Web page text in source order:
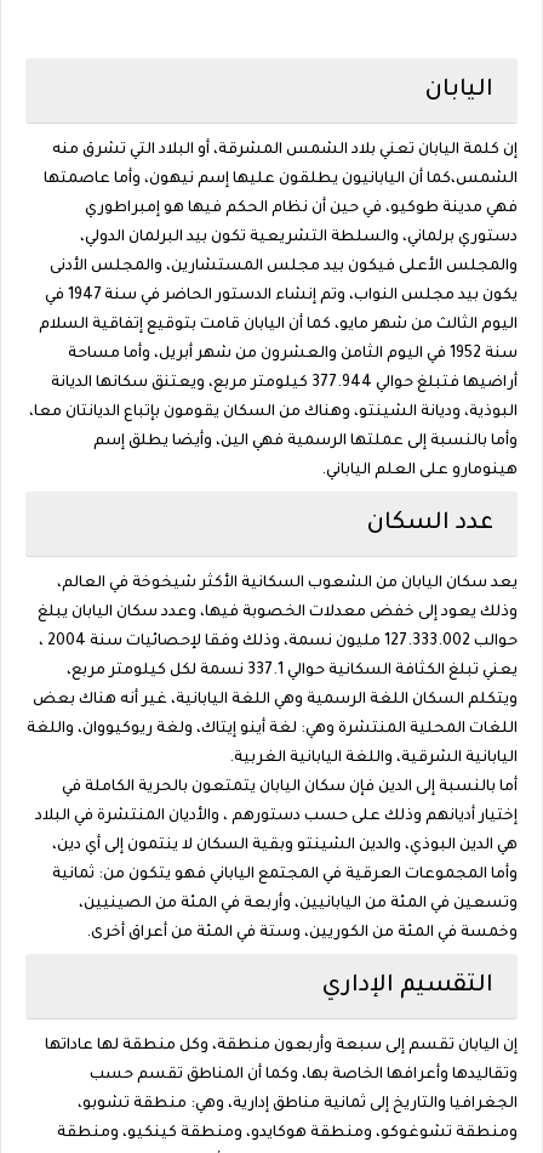
اليابان
إن كلمة اليابان تعني بلاد الشمس المشرقة، أو البلاد التي تشرق منه
الشمس،كما أن اليابانيون يطلقون عليها إسم نيهون، وأما عاصمتها
فهي مدينة طوكيو، في حين أن نظام الحكم فيها هو إمبراطوري
دستوري برلماني، والسلطة التشريعية تكون بيد البرلمان الدولي،
والمجلس الأعلى فيكون بيد مجلس المستشارين، والمجلس الأدنى
يكون بيد مجلس النواب، وتم إنشاء الدستور الحاضر في سنة 1947 في
اليوم الثالث من شهر مايو، كما أن اليابان قامت بتوقيع إتفاقية السلام
سنة 1952 في اليوم الثامن والعشرون من شهر أبريل، وأما مساحة
أراضيها فتبلغ حوالي 377.944 كيلومتر مربع، ويعتنق سكانها الديانة
البوذية، وديانة الشينتو، وهناك من السكان يقومون بإتباع الديانتان معا،
وأما بالنسبة إلى عملتها الرسمية فهي الين، وأيضا يطلق إسم
هينومارو على العلم الياباني.
عدد السكان
يعد سكان اليابان من الشعوب السكانية الأكثر شيخوخة في العالم،
وذلك يعود إلى خفض معدلات الخصوبة فيها، وعدد سكان اليابان يبلغ
حوالب 127.333.002 مليون نسمة، وذلك وفقا لإحصائيات سنة 2004 ،
يعني تبلغ الكثافة السكانية حوالي 337.1 نسمة لكل كيلومتر مربع،
ويتكلم السكان اللغة الرسمية وهي اللغة اليابانية، غير أنه هناك بعض
اللغات المحلية المنتشرة وهي: لغة أينو إيتاك، ولغة ريوكيووان، واللغة
اليابانية الشرقية، واللغة اليابانية الغربية.
أما بالنسبة إلى الدين فإن سكان اليابان يتمتعون بالحرية الكاملة في
إختيار أديانهم وذلك على حسب دستورهم ، والأديان المنتشرة في البلاد
هي الدين البوذي، والدين الشينتو وبقية السكان لا ينتمون إلى أي دين،
وأما المجموعات العرقية في المجتمع الياباني فهو يتكون من: ثمانية
وتسعين في المئة من اليابانيين، وأربعة في المئة من الصينيين،
وخمسة في المئة من الكوريين، وستة في المئة من أعراق أخرى.
التقسيم الإداري
إن اليابان تقسم إلى سبعة وأربعون منطقة، وكل منطقة لها عاداتها
وتقاليدها وأعرافها الخاصة بها، وكما أن المناطق تقسم حسب
الجغرافيا والتاريخ إلى ثمانية مناطق إدارية، وهي: منطقة تشوبو،
ومنطقة تشوغوكو، ومنطقة هوكايدو، ومنطقة كينكيو، ومنطقة